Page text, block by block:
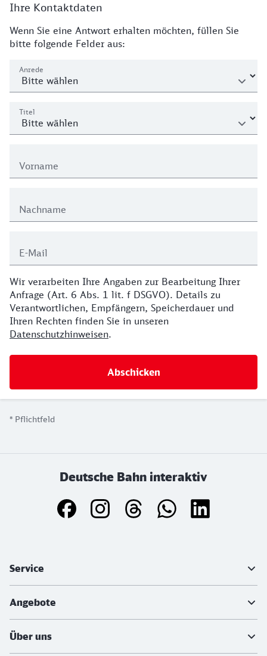
Ihre Kontaktdaten
Wenn Sie eine Antwort erhalten möchten, füllen Sie
bitte folgende Felder aus:
Anrede
Titel
Vorname
Nachname
E-Mail
Wir verarbeiten Ihre Angaben zur Bearbeitung Ihrer
Anfrage (Art. 6 Abs. 1 lit. f DSGVO). Details zu
Verantwortlichen, Empfängern, Speicherdauer und
Ihren Rechten finden Sie in unseren
Datenschutzhinweisen.
* Pflichtfeld
Deutsche Bahn interaktiv
Service
Angebote
Über uns